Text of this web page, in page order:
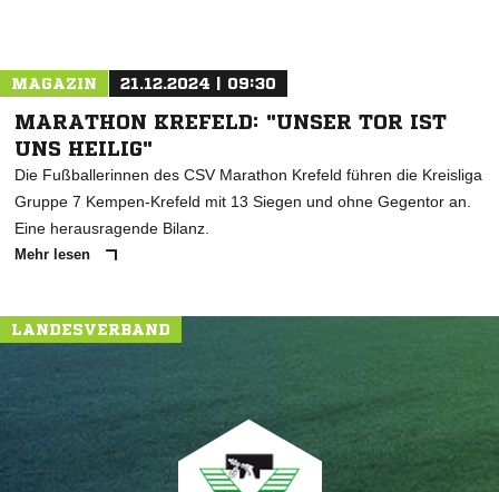
MAGAZIN 21.12.2024 | 09:30
MARATHON KREFELD: "UNSER TOR IST
UNS HEILIG"
Die Fußballerinnen des CSV Marathon Krefeld führen die Kreisliga
Gruppe 7 Kempen-Krefeld mit 13 Siegen und ohne Gegentor an.
Eine herausragende Bilanz.
Mehr lesen
LANDESVERBAND